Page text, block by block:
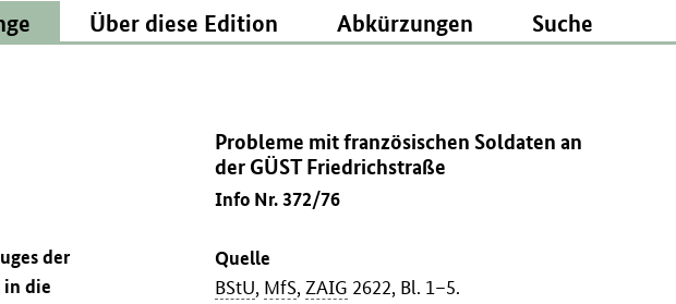
Über diese Edition Abkürzungen Suche
Probleme mit französischen Soldaten an
der GÜST Friedrichstraße
Info Nr. 372/76
Quelle
BStU, MfS,ZAIG 2622, Bl. 1–5.
der
in die